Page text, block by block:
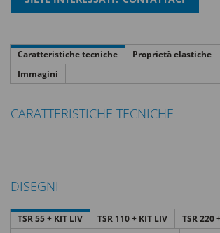
Caratteristiche tecniche Proprietà elastiche
Immagini
CARATTERISTICHE TECNICHE
DISEGNI
TSR 55 + KIT LIV TSR 110 + KIT LIV
TSR 220